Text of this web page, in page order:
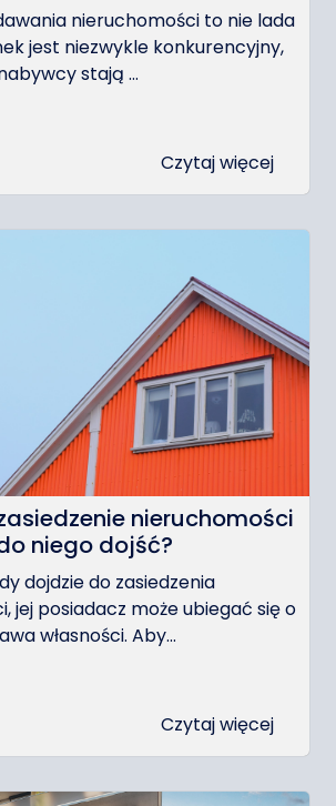
nieruchomości to nie lada
jest niezwykle konkurencyjny,
stają ...
Czytaj więcej
nieruchomości
niego dojść?
dojdzie do zasiedzenia
jej posiadacz może ubiegać się o
własności. Aby...
Czytaj więcej